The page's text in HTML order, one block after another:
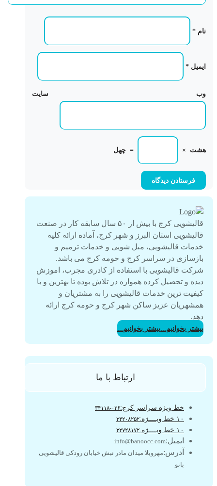
نام *
ایمیل *
وب‌ سایت
هشت ×
= چهل
قالیشویی کرج با بیش از ۵۰ سال سابقه کار در صنعت
قالیشویی استان البرز و شهر کرج، آماده ارائه کلیه
خدمات قالیشویی، مبل شویی و خدمات ترمیم و
بازسازی در سراسر کرج و حومه کرج می باشد.
شرکت قالیشویی با استفاده از کادری مجرب، اموزش
دیده و تحصیل کرده همواره در تلاش بوده تا بهترین و با
کیفیت ترین خدمات قالیشویی را به مشتریان و
همشهریان عزیز ساکن شهر کرج و حومه کرج ارائه
دهد.
بیشتر بخوانیم...بیشتر بخوانیم...
ارتباط با ما
خط ویژه سراسر کرج:۰۲۶-۳۴۱۱۸
۱۰ خط ویــــژه: ۳۴۲۰۸۲۵۲
۱۰ خط ویــــژه: ۳۲۷۲۸۱۷۲
ایمیل:info@banoocc.com
آدرس:مهرویلا میدان مادر نبش خیابان رودکی قالیشویی
بانو